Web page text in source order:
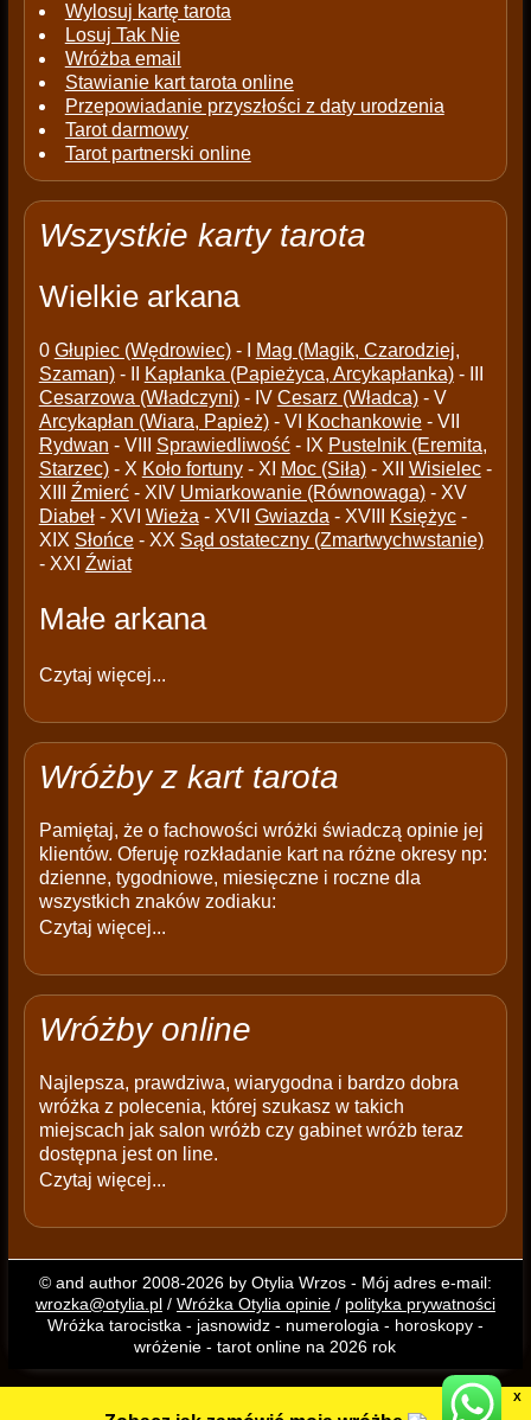
Wylosuj kartę tarota
Losuj Tak Nie
Wróżba email
Stawianie kart tarota online
Przepowiadanie przyszłości z daty urodzenia
Tarot darmowy
Tarot partnerski online
Wszystkie karty tarota
Wielkie arkana
0 Głupiec (Wędrowiec)- I
Mag (Magik, Czarodziej,
Szaman)- II Kapłanka (Papieżyca, Arcykapłanka)- III
Cesarzowa (Władczyni)- IV Cesarz (Władca)- V
Arcykapłan (Wiara, Papież)- VI Kochankowie- VII
Rydwan - VIII Sprawiedliwość- IX Pustelnik (Eremita,
Starzec)- X Koło fortuny- XI Moc (Siła)- XII Wisielec-
XIII Źmierć- XIV Umiarkowanie (Równowaga)- XV
Diabeł- XVI Wieża - XVII Gwiazda - XVIII Księżyc-
XIX Słońce- XX Sąd ostateczny (Zmartwychwstanie)
- XXI Źwiat
Małe arkana
Czytaj więcej...
Wróżby z kart tarota
Pamiętaj, że o fachowości wróżki świadczą opinie jej
klientów. Oferuję rozkładanie kart na różne okresy np:
dzienne, tygodniowe, miesięczne i roczne dla
wszystkich znaków zodiaku:
Czytaj więcej...
Wróżby online
Najlepsza, prawdziwa, wiarygodna i bardzo dobra
wróżka z polecenia, której szukasz w takich
miejscach jak salon wróżb czy gabinet wróżb teraz
dostępna jest on line.
Czytaj więcej...
© and author 2008-2026 by Otylia Wrzos - Mój adres e-mail:
wrozka@otylia.pl/ Wróżka Otylia opinie/ polityka prywatności
Wróżka tarocistka - jasnowidz - numerologia - horoskopy -
wróżenie - tarot online na 2026 rok
X